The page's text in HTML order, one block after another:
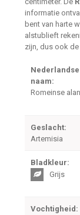
informatie
bent van harte
alstublieft
zijn, dus ook
Nederlandse
naam:
Romeinse
Geslacht:
Artemisia
Bladkleur:
Grijs
Vochtigheid: